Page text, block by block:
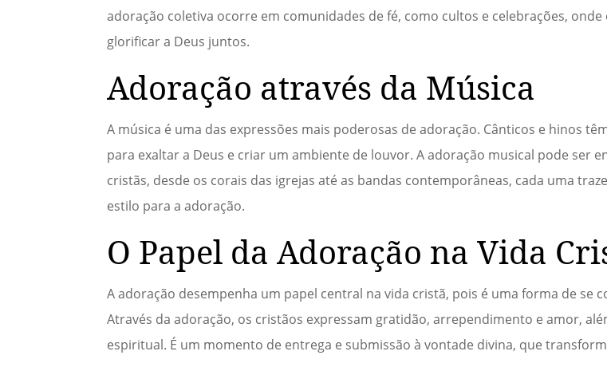
adoração coletiva ocorre em comunidades de fé, como cultos e celebrações,
glorificar a Deus juntos.
Adoração através da Música
A música é uma das expressões mais poderosas de adoração. Cânticos e hinos
para exaltar a Deus e criar um ambiente de louvor. A adoração musical pode ser
cristãs, desde os corais das igrejas até as bandas contemporâneas, cada uma
estilo para a adoração.
O Papel da Adoração na Vida
A adoração desempenha um papel central na vida cristã, pois é uma forma de se
Através da adoração, os cristãos expressam gratidão, arrependimento e amor,
espiritual. É um momento de entrega e submissão à vontade divina, que